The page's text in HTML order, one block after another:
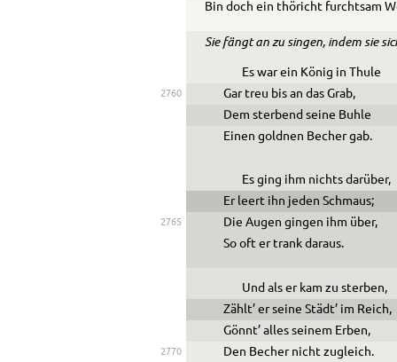
Bin doch ein thöricht furchtsam
Sie fängt an zu singen, indem sie
Es war ein König in Thule
2760
Gar treu bis an das Grab,
Dem sterbend seine Buhle
Einen goldnen Becher gab.
Es ging ihm nichts darüber,
Er leert ihn jeden Schmaus;
2765
Die Augen gingen ihm über,
So oft er trank daraus.
Und als er kam zu sterben,
Zählt’ er seine Städt’ im Reich,
Gönnt’ alles seinem Erben,
2770 Den Becher nicht zugleich.